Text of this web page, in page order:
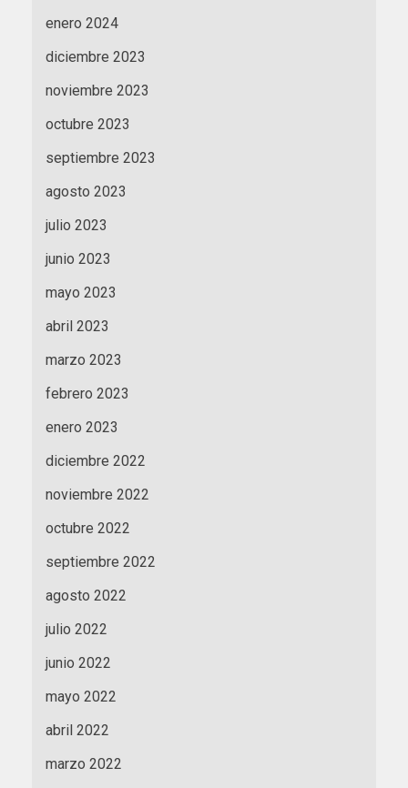
enero 2024
diciembre 2023
noviembre 2023
octubre 2023
septiembre 2023
agosto 2023
julio 2023
junio 2023
mayo 2023
abril 2023
marzo 2023
febrero 2023
enero 2023
diciembre 2022
noviembre 2022
octubre 2022
septiembre 2022
agosto 2022
julio 2022
junio 2022
mayo 2022
abril 2022
marzo 2022